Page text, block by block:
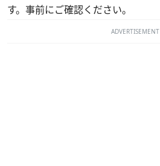
す。事前にご確認ください。
ADVERTISEMENT